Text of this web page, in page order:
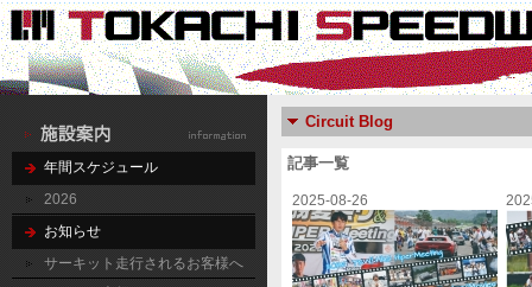
年間スケジュール
2026
お知らせ
サーキット走行されるお客様へ
Circuit Blog
記事一覧
2025-08-26